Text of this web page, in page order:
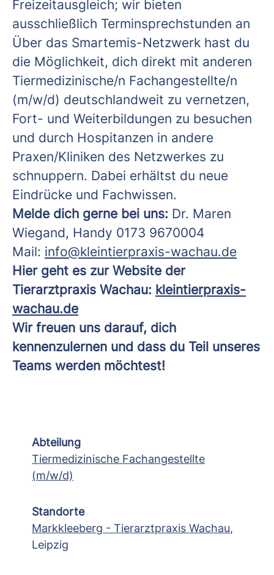
Freizeitausgleich; wir bieten
ausschließlich Terminsprechstunden an
Über das Smartemis-Netzwerk hast du
die Möglichkeit, dich direkt mit anderen
Tiermedizinische/n Fachangestellte/n
(m/w/d) deutschlandweit zu vernetzen,
Fort- und Weiterbildungen zu besuchen
und durch Hospitanzen in andere
Praxen/Kliniken des Netzwerkes zu
schnuppern. Dabei erhältst du neue
Eindrücke und Fachwissen.
Melde dich gerne bei uns: Dr. Maren
Wiegand, Handy 0173 9670004
Mail: info@kleintierpraxis-wachau.de
Hier geht es zur Website der
Tierarztpraxis Wachau: kleintierpraxis-
wachau.de
Wir freuen uns darauf, dich
kennenzulernen und dass du Teil unseres
Teams werden möchtest!
Abteilung
Tiermedizinische Fachangestellte
(m/w/d)
Standorte
Markkleeberg - Tierarztpraxis Wachau,
Leipzig